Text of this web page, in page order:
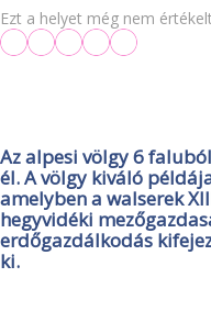
Ezt a helyet még nem
Az alpesi völgy 6
él. A völgy kiváló
amelyben a walserek
hegyvidéki
erdőgazdálkodás
ki.